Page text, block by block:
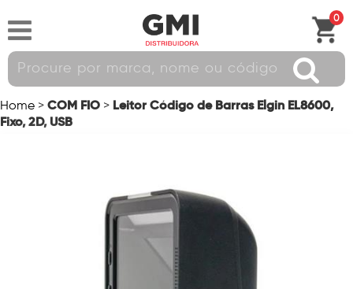
0
Home > COM FIO > Leitor Código de Barras Elgin EL8600,
Fixo, 2D, USB